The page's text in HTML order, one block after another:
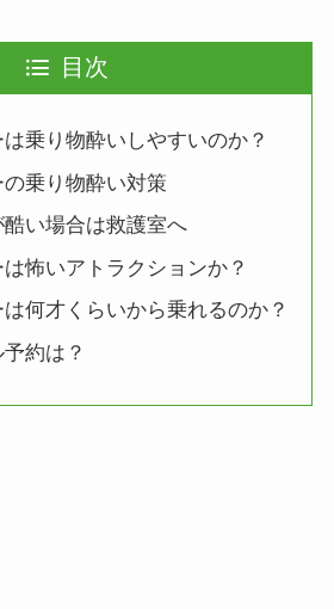
目次
乗り物酔いしやすいのか？
乗り物酔い対策
い場合は救護室へ
怖いアトラクションか？
何才くらいから乗れるのか？
約は？